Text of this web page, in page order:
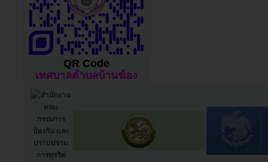
QR Code
เทศบาลตำบลบ้านฆ้อง